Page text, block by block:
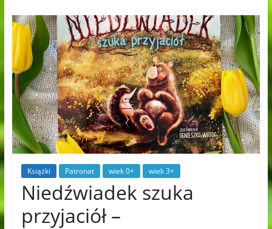
Książki Patronat wiek 0+ wiek 3+
Niedźwiadek szuka
przyjaciół –